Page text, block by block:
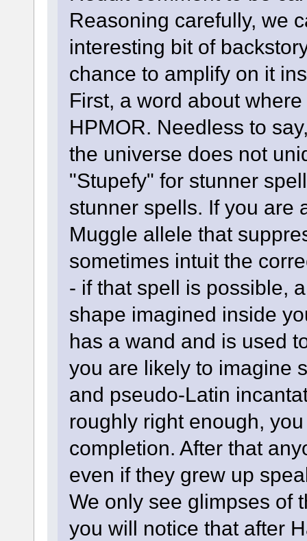
Reasoning carefully, we
interesting bit of
chance to amplify on it
First, a word about
HPMOR. Needless to
the universe does not
"Stupefy" for stunner
stunner spells. If you are
Muggle allele that
sometimes intuit the
- if that spell is possible,
shape imagined inside
has a wand and is used
you are likely to imagine
and pseudo-Latin
roughly right enough,
completion. After that
even if they grew up
We only see glimpses of
you will notice that after